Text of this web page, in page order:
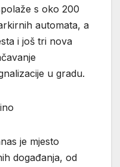
s oko 200
automata, a
i još tri nova
u gradu.
je mjesto
događanja, od